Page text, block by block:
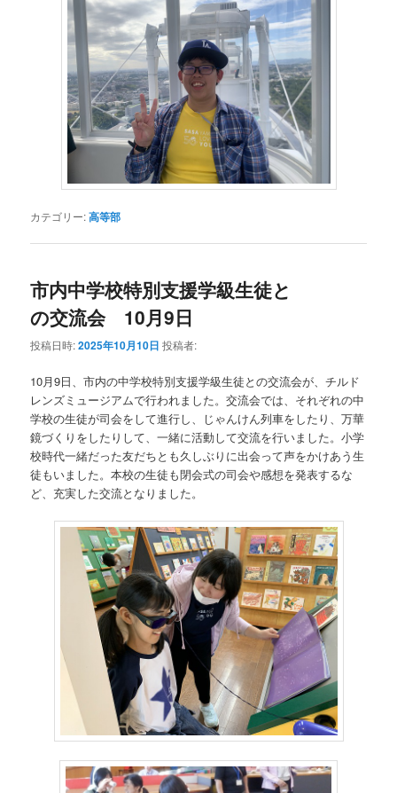
カテゴリー:高等部
市内中学校特別支援学級生徒と
の交流会 10月9日
投稿日時:2025年10月10日 投稿者:
10月9日、市内の中学校特別支援学級生徒との交流会が、チルド
レンズミュージアムで行われました。交流会では、それぞれの中
学校の生徒が司会をして進行し、じゃんけん列車をしたり、万華
鏡づくりをしたりして、一緒に活動して交流を行いました。小学
校時代一緒だった友だちとも久しぶりに出会って声をかけあう生
徒もいました。本校の生徒も閉会式の司会や感想を発表するな
ど、充実した交流となりました。